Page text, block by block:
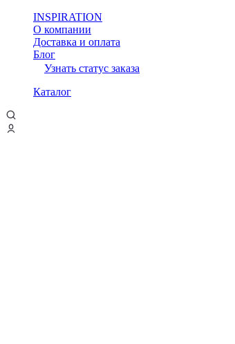
INSPIRATION
О компании
Доставка и оплата
Блог
Узнать статус заказа
Каталог